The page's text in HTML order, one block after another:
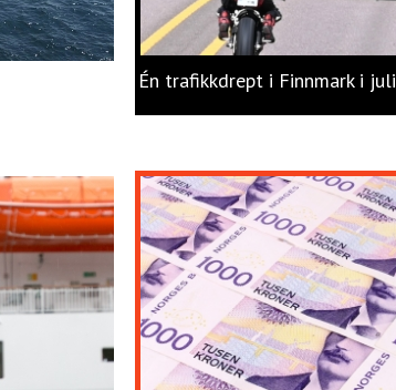
Én trafikkdrept i Finnmark i juli